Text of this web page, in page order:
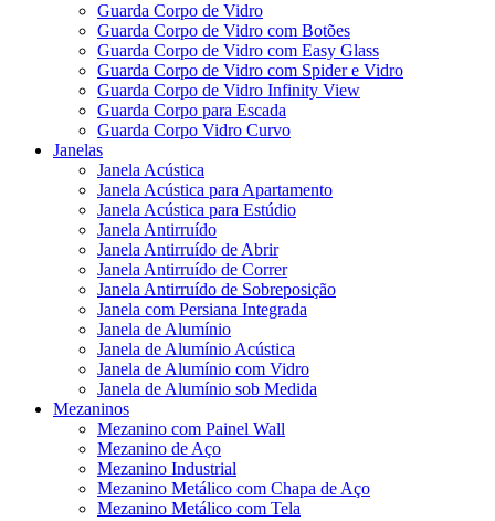
Guarda Corpo de Vidro
Guarda Corpo de Vidro com Botões
Guarda Corpo de Vidro com Easy Glass
Guarda Corpo de Vidro com Spider e Vidro
Guarda Corpo de Vidro Infinity View
Guarda Corpo para Escada
Guarda Corpo Vidro Curvo
Janelas
Janela Acústica
Janela Acústica para Apartamento
Janela Acústica para Estúdio
Janela Antirruído
Janela Antirruído de Abrir
Janela Antirruído de Correr
Janela Antirruído de Sobreposição
Janela com Persiana Integrada
Janela de Alumínio
Janela de Alumínio Acústica
Janela de Alumínio com Vidro
Janela de Alumínio sob Medida
Mezaninos
Mezanino com Painel Wall
Mezanino de Aço
Mezanino Industrial
Mezanino Metálico com Chapa de Aço
Mezanino Metálico com Tela